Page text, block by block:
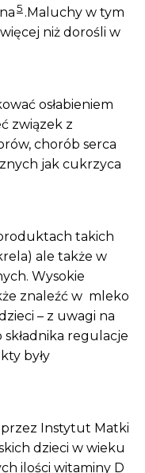
5 .Maluchy w tym
niż dorośli w
osłabieniem
związek z
chorób serca
jak cukrzyca
takich
ale także w
Wysokie
znaleźć w mleko
– z uwagi na
regulacje
były
Instytut Matki
dzieci w wieku
ilości witaminy D